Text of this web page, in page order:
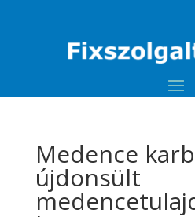
Medence
újdonsült